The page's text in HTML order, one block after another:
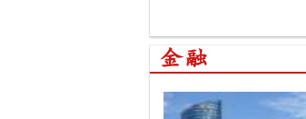
金融